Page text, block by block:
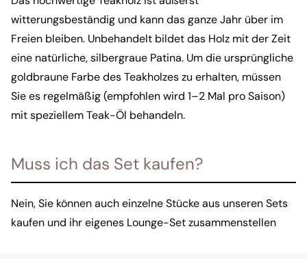
witterungsbeständig und kann das ganze Jahr über im
Freien bleiben. Unbehandelt bildet das Holz mit der Zeit
eine natürliche, silbergraue Patina. Um die ursprüngliche
goldbraune Farbe des Teakholzes zu erhalten, müssen
Sie es regelmäßig (empfohlen wird 1–2 Mal pro Saison)
mit speziellem Teak-Öl behandeln.
Muss ich das Set kaufen?
Nein, Sie können auch einzelne Stücke aus unseren Sets
kaufen und ihr eigenes Lounge-Set zusammenstellen